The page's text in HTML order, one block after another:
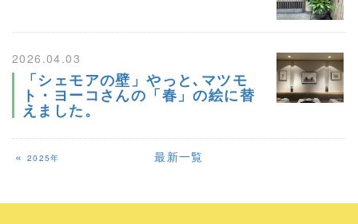
2026.04.03
「シェモアの壁」やっと､マツモ
ト・ヨーコさんの「春」の絵に替
えました。
« 2025年 最新一覧